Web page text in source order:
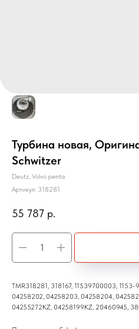
Турбина новая,
Schwitzer
Deutz, Volvo penta
Артикул: 318281
55 787 р.
TMR318281, 318167, 11539700003,
04258202, 04258203, 04258204,
04255272KZ, 04258199KZ, 20460945,